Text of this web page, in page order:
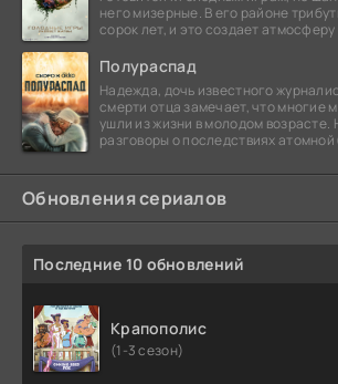
него мизерные. В его районе
сорок лет, и это создает
Полураспад
Надежда, дочь известного
смерти отца замечает, что многие
ушли из жизни в молодом возрасте.
разговоры о последствиях
Обновления сериалов
Последние 10 обновлений
Крапополис
(1-3 сезон)